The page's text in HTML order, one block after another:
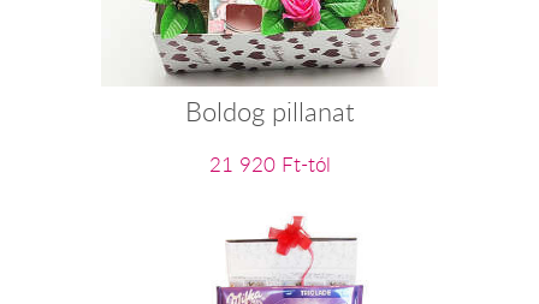
Boldog pillanat
21 920 Ft-tól